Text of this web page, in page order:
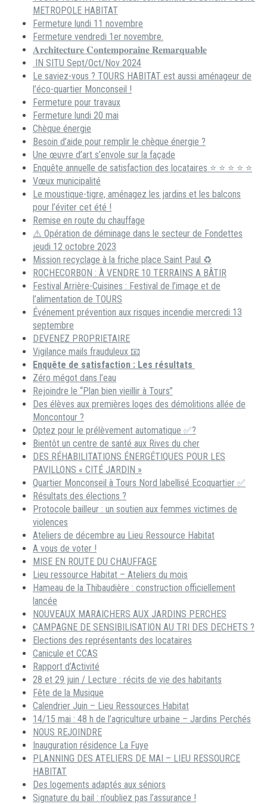
METROPOLE HABITAT
Fermeture lundi 11 novembre
Fermeture vendredi 1er novembre.
𝐀𝐫𝐜𝐡𝐢𝐭𝐞𝐜𝐭𝐮𝐫𝐞 𝐂𝐨𝐧𝐭𝐞𝐦𝐩𝐨𝐫𝐚𝐢𝐧𝐞 𝐑𝐞𝐦𝐚𝐫𝐪𝐮𝐚𝐛𝐥𝐞
IN SITU Sept/Oct/Nov 2024
Le saviez-vous ? TOURS HABITAT est aussi aménageur de
l’éco-quartier Monconseil !
Fermeture pour travaux
Fermeture lundi 20 mai
Chèque énergie
Besoin d’aide pour remplir le chèque énergie ?
Une œuvre d’art s’envole sur la façade
Enquête annuelle de satisfaction des locataires ⭐ ⭐ ⭐ ⭐ ⭐
Vœux municipalité
Le moustique-tigre, aménagez les jardins et les balcons
pour l’éviter cet été !
Remise en route du chauffage
⚠️ Opération de déminage dans le secteur de Fondettes
jeudi 12 octobre 2023
Mission recyclage à la friche place Saint Paul ♻️
ROCHECORBON : À VENDRE 10 TERRAINS A BÂTIR
Festival Arrière-Cuisines : Festival de l’image et de
l’alimentation de TOURS
Événement prévention aux risques incendie mercredi 13
septembre
DEVENEZ PROPRIETAIRE
Vigilance mails frauduleux 📧
Enquête de satisfaction : Les résultats
Zéro mégot dans l’eau
Rejoindre le “Plan bien vieillir à Tours”
Des élèves aux premières loges des démolitions allée de
Moncontour ?
Optez pour le prélèvement automatique ✅?
Bientôt un centre de santé aux Rives du cher
DES RÉHABILITATIONS ÉNERGÉTIQUES POUR LES
PAVILLONS « CITÉ JARDIN »
Quartier Monconseil à Tours Nord labellisé Ecoquartier ✅
Résultats des élections ?
Protocole bailleur : un soutien aux femmes victimes de
violences
Ateliers de décembre au Lieu Ressource Habitat
A vous de voter !
MISE EN ROUTE DU CHAUFFAGE
Lieu ressource Habitat – Ateliers du mois
Hameau de la Thibaudière : construction officiellement
lancée
NOUVEAUX MARAICHERS AUX JARDINS PERCHES
CAMPAGNE DE SENSIBILISATION AU TRI DES DECHETS ?
Elections des représentants des locataires
Canicule et CCAS
Rapport d’Activité
28 et 29 juin / Lecture : récits de vie des habitants
Fête de la Musique
Calendrier Juin – Lieu Ressources Habitat
14/15 mai : 48 h de l’agriculture urbaine – Jardins Perchés
NOUS REJOINDRE
Inauguration résidence La Fuye
PLANNING DES ATELIERS DE MAI – LIEU RESSOURCE
HABITAT
Des logements adaptés aux séniors
Signature du bail : n’oubliez pas l’assurance !